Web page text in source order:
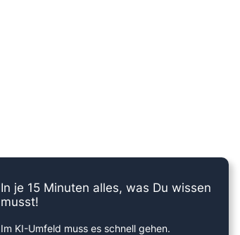
In je 15 Minuten alles, was Du wissen
musst!
Im KI-Umfeld muss es schnell gehen.